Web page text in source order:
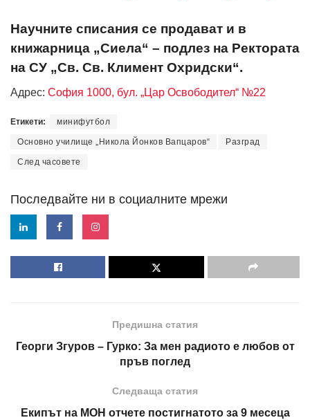
Научните списания се продават и в
книжарница „Сиела“ – подлез на Ректората
на СУ „Св. Св. Климент Охридски“.
Адрес: София 1000, бул. „Цар Освободител“ №22
Етикети: минифутбол
Основно училище „Никола Йонков Вапцаров“ Разград
След часовете
Последвайте ни в социалните мрежи
Предишна статия
Георги Згуров – Гурко: За мен радиото е любов от
пръв поглед
Следваща статия
Екипът на МОН отчете постигнатото за 9 месеца